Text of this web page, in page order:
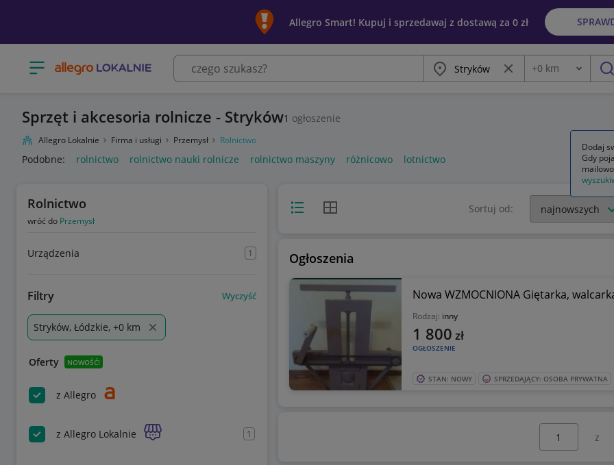
Allegro Smart! Kupuj i sprzedawaj z dostawą za 0 zł
Otwórz menu z kategoriami Miasto Wyczyść frazę
Odległość
+0 km
Sprzęt i akcesoria rolnicze - Stryków1 ogłoszenie
Allegro Lokalnie Firma i usługi Przemysł Rolnictwo
Podobne: rolnictwo rolnictwo nauki rolnicze rolnictwo maszyny różnicowo lotnictwo
Rolnictwo
wróć do Przemysł
Urządzenia 1
Filtry Wyczyść
Stryków, Łódzkie, +0 km
Oferty NOWOŚĆ!
z Allegro
z Allegro Lokalnie 1
Widok listyWidok siatki Sortuj od:
Ogłoszenia
Nowa WZMOCNIONA Giętarka,
Rodzaj: inny
OGŁOSZENIE
1 800 zł
STAN: NOWY SPRZEDAJĄCY: OSOBA PRYWATNA
z
Dodaj
Gdy